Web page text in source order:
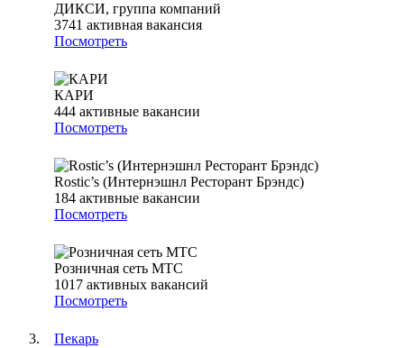
ДИКСИ, группа компаний
3741 активная вакансия
Посмотреть
КАРИ
444 активные вакансии
Посмотреть
Rostic’s (Интернэшнл Ресторант Брэндс)
184 активные вакансии
Посмотреть
Розничная сеть МТС
1017 активных вакансий
Посмотреть
Пекарь